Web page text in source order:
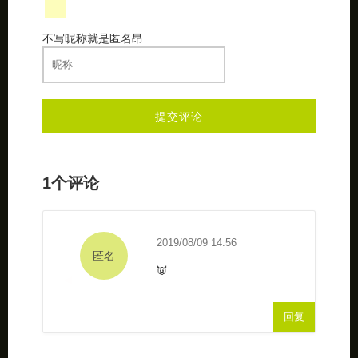
不写昵称就是匿名昂
1个评论
匿名
2019/08/09 14:56
👿
回复